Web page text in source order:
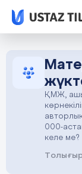
ҚМЖ,
000-
келе ме?